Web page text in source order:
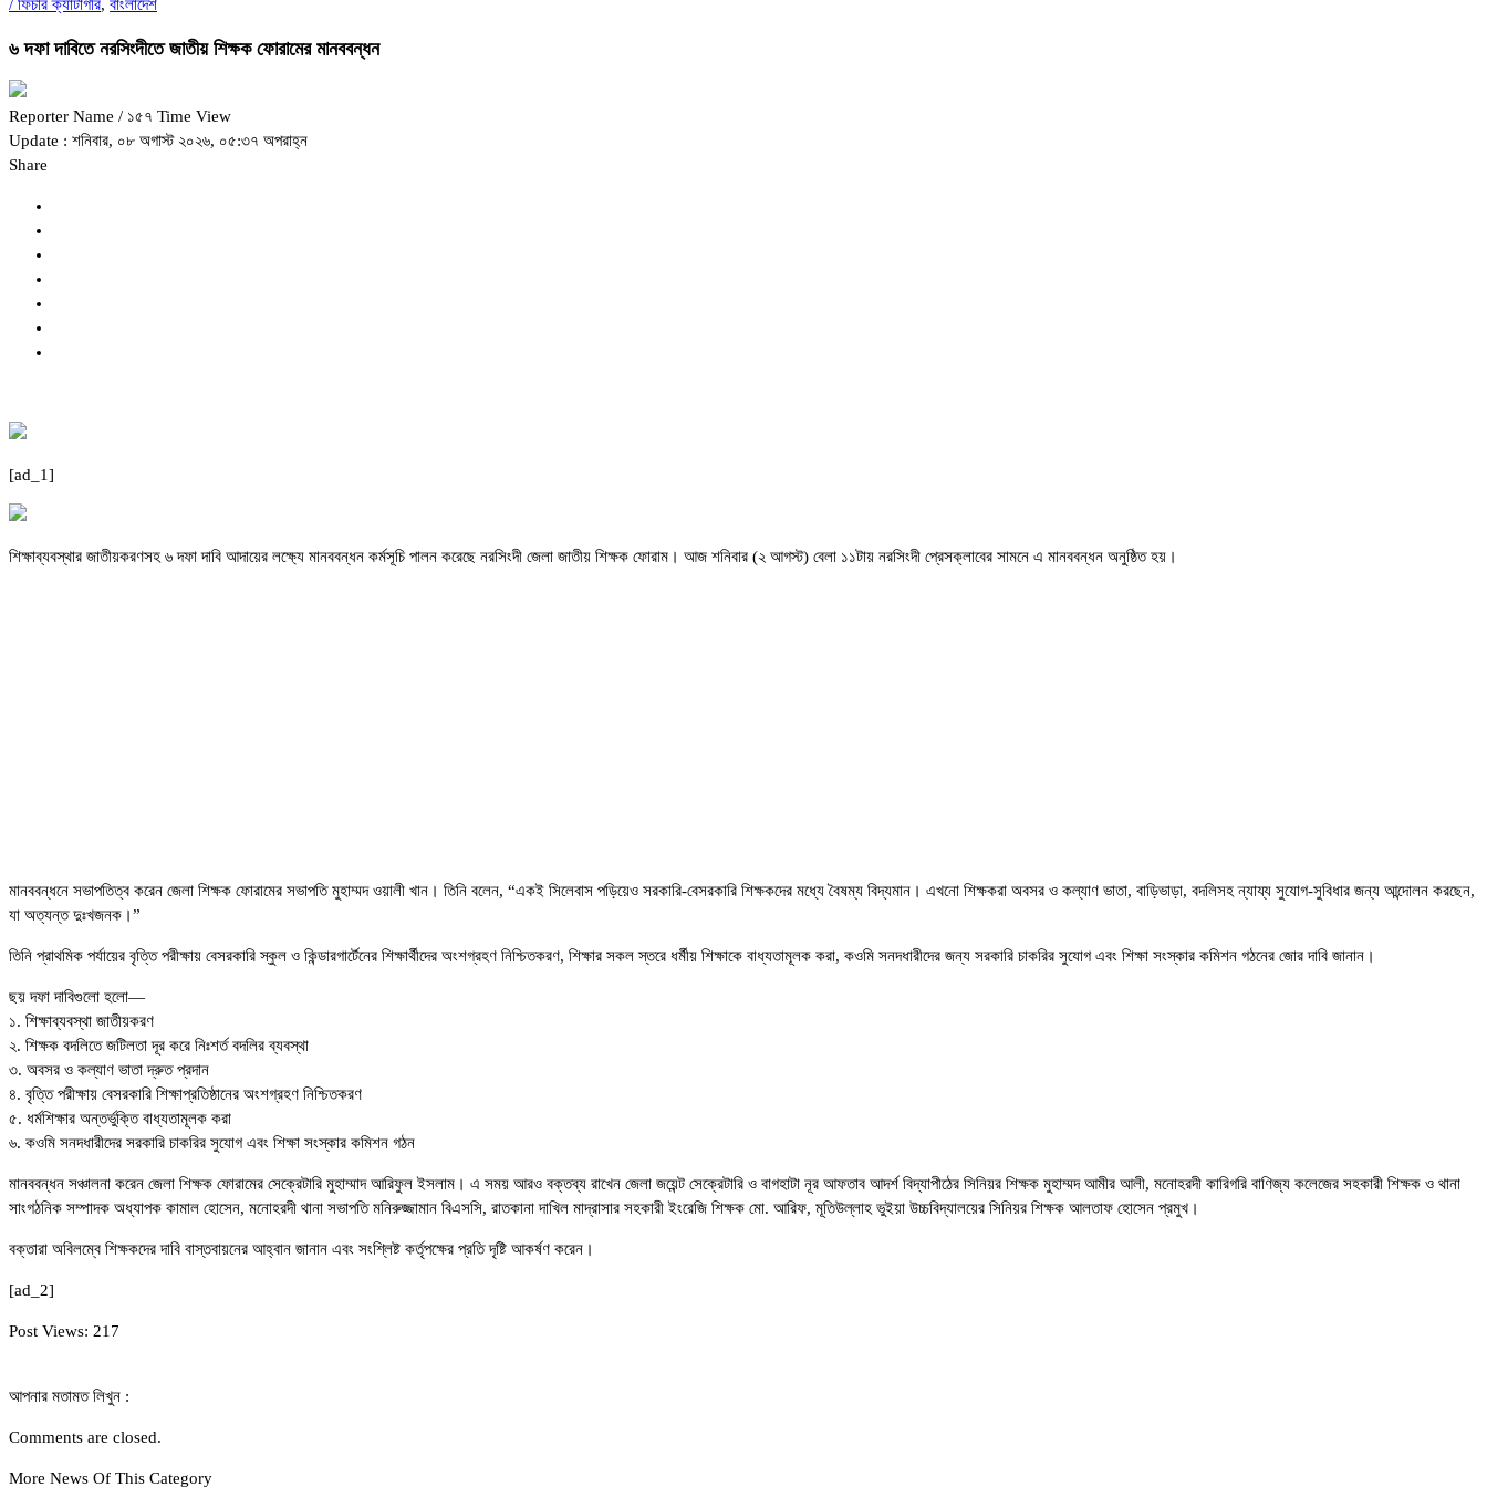
/ ফিচার ক্যাটাগরি, বাংলাদেশ
৬ দফা দাবিতে নরসিংদীতে জাতীয় শিক্ষক ফোরামের মানববন্ধন
Reporter Name / ১৫৭ Time View
Update : শনিবার, ০৮ অগাস্ট ২০২৬, ০৫:৩৭ অপরাহ্ন
Share
[ad_1]
শিক্ষাব্যবস্থার জাতীয়করণসহ ৬ দফা দাবি আদায়ের লক্ষ্যে মানববন্ধন কর্মসূচি পালন করেছে নরসিংদী জেলা জাতীয় শিক্ষক ফোরাম। আজ শনিবার (২ আগস্ট) বেলা ১১টায় নরসিংদী প্রেসক্লাবের সামনে এ মানববন্ধন অনুষ্ঠিত হয়।
মানববন্ধনে সভাপতিত্ব করেন জেলা শিক্ষক ফোরামের সভাপতি মুহাম্মদ ওয়ালী খান। তিনি বলেন, “একই সিলেবাস পড়িয়েও সরকারি-বেসরকারি শিক্ষকদের মধ্যে বৈষম্য বিদ্যমান। এখনো শিক্ষকরা অবসর ও কল্যাণ ভাতা, বাড়িভাড়া, বদলিসহ ন্যায্য সুযোগ-সুবিধার জন্য আন্দোলন করছেন,
যা অত্যন্ত দুঃখজনক।”
তিনি প্রাথমিক পর্যায়ের বৃত্তি পরীক্ষায় বেসরকারি স্কুল ও কিন্ডারগার্টেনের শিক্ষার্থীদের অংশগ্রহণ নিশ্চিতকরণ, শিক্ষার সকল স্তরে ধর্মীয় শিক্ষাকে বাধ্যতামূলক করা, কওমি সনদধারীদের জন্য সরকারি চাকরির সুযোগ এবং শিক্ষা সংস্কার কমিশন গঠনের জোর দাবি জানান।
ছয় দফা দাবিগুলো হলো—
১. শিক্ষাব্যবস্থা জাতীয়করণ
২. শিক্ষক বদলিতে জটিলতা দূর করে নিঃশর্ত বদলির ব্যবস্থা
৩. অবসর ও কল্যাণ ভাতা দ্রুত প্রদান
৪. বৃত্তি পরীক্ষায় বেসরকারি শিক্ষাপ্রতিষ্ঠানের অংশগ্রহণ নিশ্চিতকরণ
৫. ধর্মশিক্ষার অন্তর্ভুক্তি বাধ্যতামূলক করা
৬. কওমি সনদধারীদের সরকারি চাকরির সুযোগ এবং শিক্ষা সংস্কার কমিশন গঠন
মানববন্ধন সঞ্চালনা করেন জেলা শিক্ষক ফোরামের সেক্রেটারি মুহাম্মাদ আরিফুল ইসলাম। এ সময় আরও বক্তব্য রাখেন জেলা জয়েন্ট সেক্রেটারি ও বাগহাটা নূর আফতাব আদর্শ বিদ্যাপীঠের সিনিয়র শিক্ষক মুহাম্মদ আমীর আলী, মনোহরদী কারিগরি বাণিজ্য কলেজের সহকারী শিক্ষক ও থানা
সাংগঠনিক সম্পাদক অধ্যাপক কামাল হোসেন, মনোহরদী থানা সভাপতি মনিরুজ্জামান বিএসসি, রাতকানা দাখিল মাদ্রাসার সহকারী ইংরেজি শিক্ষক মো. আরিফ, মূতিউল্লাহ ভুইয়া উচ্চবিদ্যালয়ের সিনিয়র শিক্ষক আলতাফ হোসেন প্রমুখ।
বক্তারা অবিলম্বে শিক্ষকদের দাবি বাস্তবায়নের আহ্বান জানান এবং সংশ্লিষ্ট কর্তৃপক্ষের প্রতি দৃষ্টি আকর্ষণ করেন।
[ad_2]
Post Views: 217
আপনার মতামত লিখুন :
Comments are closed.
More News Of This Category